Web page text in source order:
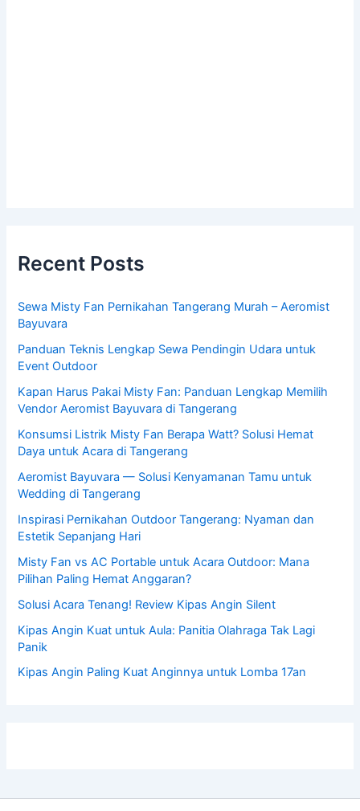
Recent Posts
Sewa Misty Fan Pernikahan Tangerang Murah – Aeromist
Bayuvara
Panduan Teknis Lengkap Sewa Pendingin Udara untuk
Event Outdoor
Kapan Harus Pakai Misty Fan: Panduan Lengkap Memilih
Vendor Aeromist Bayuvara di Tangerang
Konsumsi Listrik Misty Fan Berapa Watt? Solusi Hemat
Daya untuk Acara di Tangerang
Aeromist Bayuvara — Solusi Kenyamanan Tamu untuk
Wedding di Tangerang
Inspirasi Pernikahan Outdoor Tangerang: Nyaman dan
Estetik Sepanjang Hari
Misty Fan vs AC Portable untuk Acara Outdoor: Mana
Pilihan Paling Hemat Anggaran?
Solusi Acara Tenang! Review Kipas Angin Silent
Kipas Angin Kuat untuk Aula: Panitia Olahraga Tak Lagi
Panik
Kipas Angin Paling Kuat Anginnya untuk Lomba 17an